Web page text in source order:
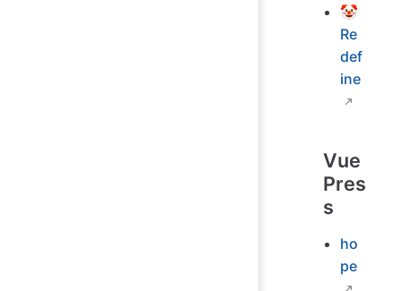
🤡
Re
def
ine
Vue
Pres
s
ho
pe